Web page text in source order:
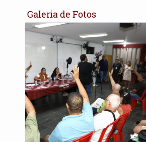
Galeria de Fotos